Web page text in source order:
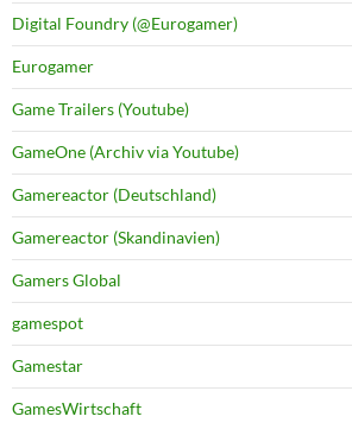
Digital Foundry (@Eurogamer)
Eurogamer
Game Trailers (Youtube)
GameOne (Archiv via Youtube)
Gamereactor (Deutschland)
Gamereactor (Skandinavien)
Gamers Global
gamespot
Gamestar
GamesWirtschaft